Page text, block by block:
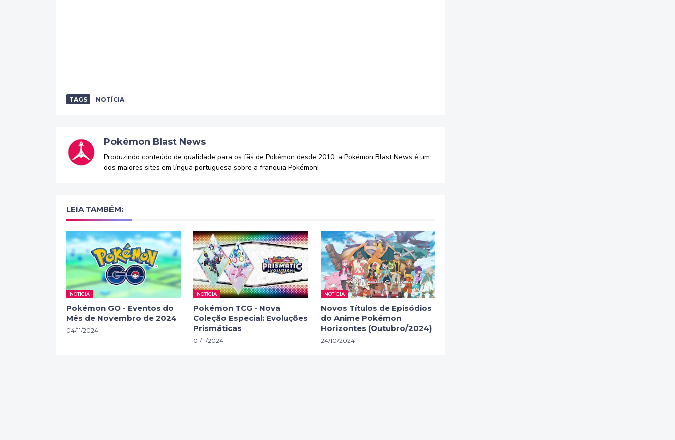
TAGS NOTÍCIA
Pokémon Blast News
Produzindo conteúdo de qualidade para os fãs de Pokémon desde 2010, a Pokémon Blast News é um
dos maiores sites em língua portuguesa sobre a franquia Pokémon!
LEIA TAMBÉM:
NOTÍCIA
Pokémon GO - Eventos do
Mês de Novembro de 2024
04/11/2024
NOTÍCIA
Pokémon TCG - Nova
Coleção Especial: Evoluções
Prismáticas
01/11/2024
NOTÍCIA
Novos Títulos de Episódios
do Anime Pokémon
Horizontes (Outubro/2024)
24/10/2024